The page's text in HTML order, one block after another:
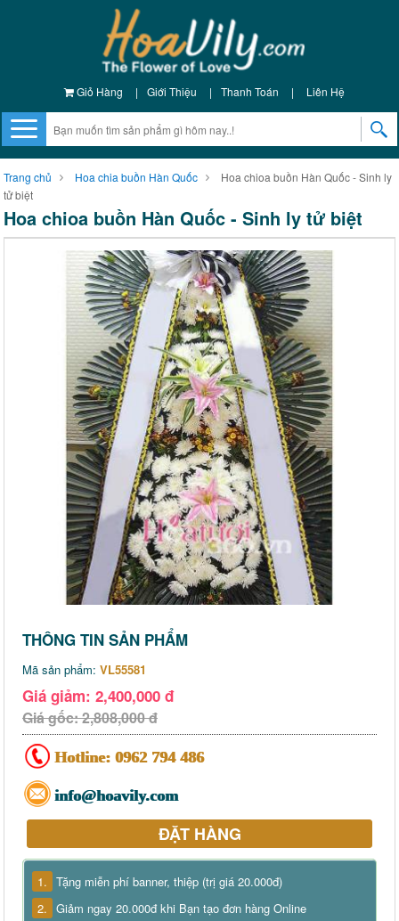
Giỏ Hàng | Giới Thiệu | Thanh Toán | Liên Hệ
Trang chủ Hoa chia buồn Hàn Quốc
Hoa chioa buồn Hàn Quốc - Sinh ly
tử biệt
Hoa chioa buồn Hàn Quốc - Sinh ly tử biệt
THÔNG TIN SẢN PHẨM
Mã sản phẩm: VL55581
Giá giảm: 2,400,000 đ
Giá gốc: 2,808,000 đ
Hotline: 0962 794 486
info@hoavily.com
ĐẶT HÀNG
1. Tặng miễn phí banner, thiệp (trị giá 20.000đ)
2. Giảm ngay 20.000đ khi Bạn tạo đơn hàng Online